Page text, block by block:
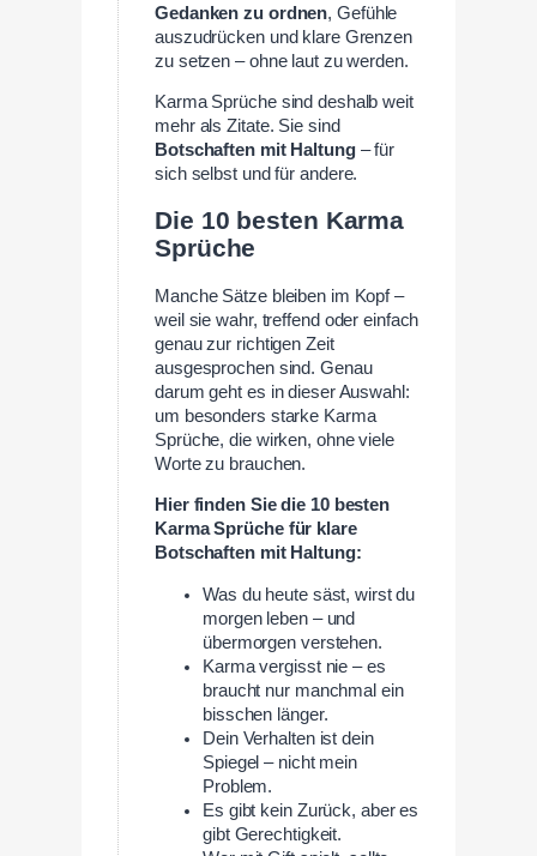
Gedanken zu ordnen, Gefühle
auszudrücken und klare Grenzen
zu setzen – ohne laut zu werden.
Karma Sprüche sind deshalb weit
mehr als Zitate. Sie sind
Botschaften mit Haltung– für
sich selbst und für andere.
Die 10 besten Karma
Sprüche
Manche Sätze bleiben im Kopf –
weil sie wahr, treffend oder einfach
genau zur richtigen Zeit
ausgesprochen sind. Genau
darum geht es in dieser Auswahl:
um besonders starke Karma
Sprüche, die wirken, ohne viele
Worte zu brauchen.
Hier finden Sie die 10 besten
Karma Sprüche für klare
Botschaften mit Haltung:
Was du heute säst, wirst du
morgen leben – und
übermorgen verstehen.
Karma vergisst nie – es
braucht nur manchmal ein
bisschen länger.
Dein Verhalten ist dein
Spiegel – nicht mein
Problem.
Es gibt kein Zurück, aber es
gibt Gerechtigkeit.